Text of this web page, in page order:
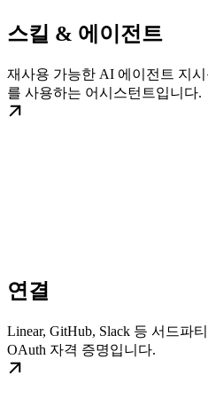
스킬 & 에이전트
재사용 가능한 AI 에이전트 지
를 사용하는 어시스턴트입니다.
연결
Linear, GitHub, Slack 등 서드파
OAuth 자격 증명입니다.